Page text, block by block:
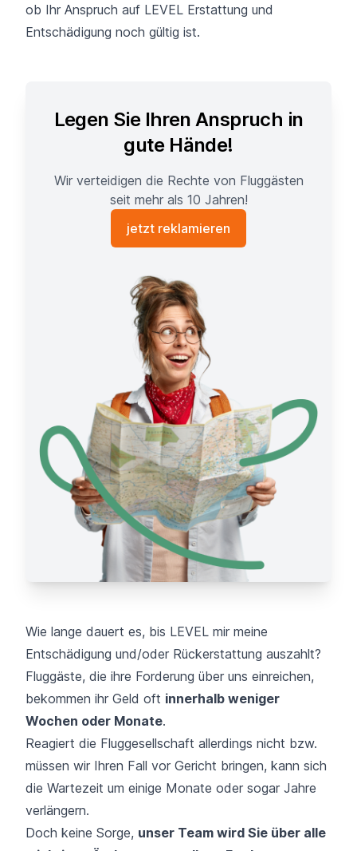
ob Ihr Anspruch auf LEVEL Erstattung und
Entschädigung noch gültig ist.
Legen Sie Ihren Anspruch in
gute Hände!
Wir verteidigen die Rechte von Fluggästen
seit mehr als 10 Jahren!
jetzt reklamieren
Wie lange dauert es, bis LEVEL mir meine
Entschädigung und/oder Rückerstattung auszahlt?
Fluggäste, die ihre Forderung über uns einreichen,
bekommen ihr Geld oft innerhalb weniger
Wochen oder Monate.
Reagiert die Fluggesellschaft allerdings nicht bzw.
müssen wir Ihren Fall vor Gericht bringen, kann sich
die Wartezeit um einige Monate oder sogar Jahre
verlängern.
Doch keine Sorge, unser Team wird Sie über alle